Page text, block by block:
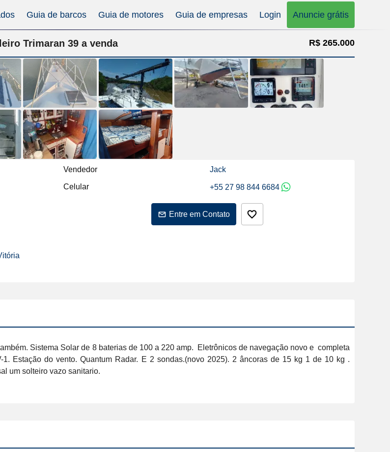
Guia de barcos Guia de motores Guia de empresas Login Anuncie grátis
Trimaran 39 a venda R$ 265.000
Vendedor Jack
Celular +55 27 98 844 6684
Entre em Contato
Sistema Solar de 8 baterias de 100 a 220 amp.  Eletrônicos de navegação novo e  completa
Estação do vento. Quantum Radar. E 2 sondas.(novo 2025). 2 âncoras de 15 kg 1 de 10 kg .
um solteiro vazo sanitario.